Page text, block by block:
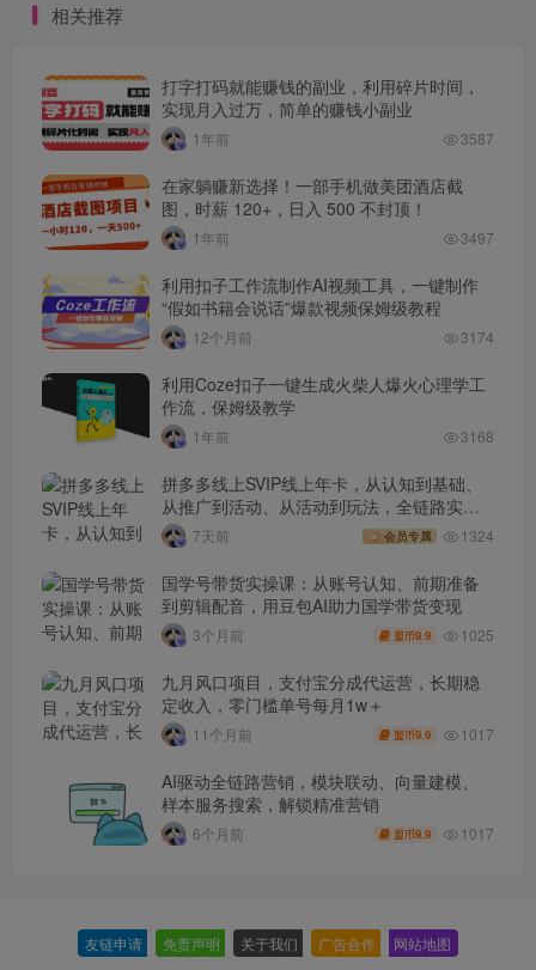
相关推荐
打字打码就能赚钱的副业，利用碎片时间，
实现月入过万，简单的赚钱小副业
1年前 3587
在家躺赚新选择！一部手机做美团酒店截
图，时薪 120+，日入 500 不封顶！
1年前 3497
利用扣子工作流制作AI视频工具，一键制作
“假如书籍会说话”爆款视频保姆级教程
12个月前 3174
利用Coze扣子一键生成火柴人爆火心理学工
作流，保姆级教学
1年前 3168
拼多多线上SVIP线上年卡，从认知到基础、
从推广到活动、从活动到玩法，全链路实战
(260730)
7天前 会员专属 1324
国学号带货实操课：从账号认知、前期准备
到剪辑配音，用豆包AI助力国学带货变现
3个月前 盟币9.9 1025
九月风口项目，支付宝分成代运营，长期稳
定收入，零门槛单号每月1w＋
11个月前 盟币9.9 1017
AI驱动全链路营销，模块联动、向量建模、
样本服务搜索，解锁精准营销
6个月前 盟币9.9 1017
友链申请 免责声明 关于我们 广告合作 网站地图